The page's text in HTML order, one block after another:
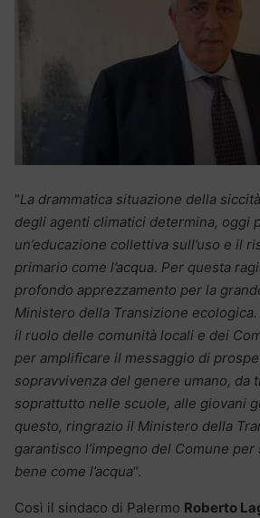
“La drammatica situazione della
degli agenti climatici determina, oggi
un’educazione collettiva sull’uso e il
primario come l’acqua. Per questa
profondo apprezzamento per la
Ministero della Transizione
il ruolo delle comunità locali e dei
per amplificare il messaggio di
sopravvivenza del genere umano, da
soprattutto nelle scuole, alle giovani
questo, ringrazio il Ministero della
garantisco l’impegno del Comune per
bene come l’acqua“.
Così il sindaco di Palermo Roberto